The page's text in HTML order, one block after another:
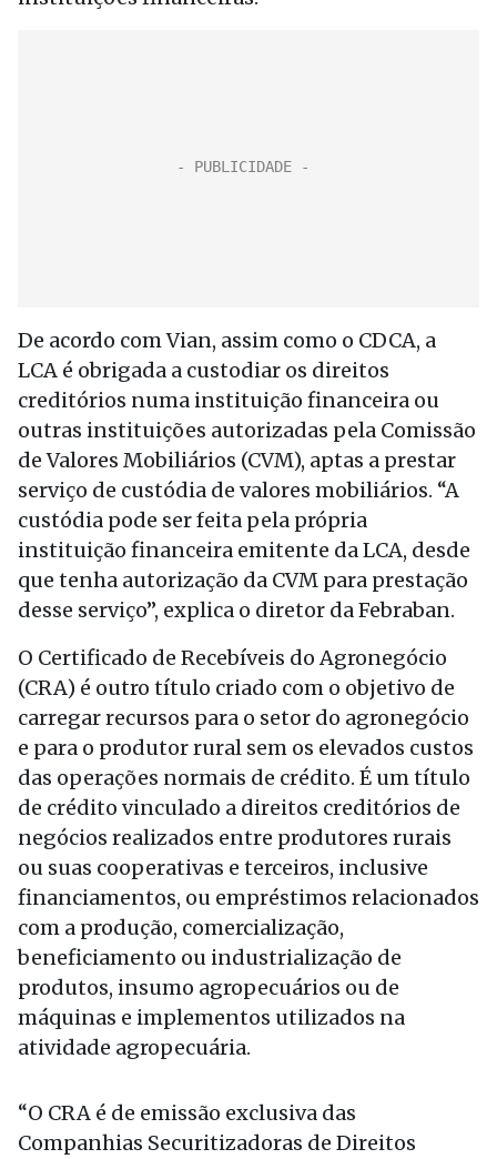
De acordo com Vian, assim como o CDCA, a
LCA é obrigada a custodiar os direitos
creditórios numa instituição financeira ou
outras instituições autorizadas pela Comissão
de Valores Mobiliários (CVM), aptas a prestar
serviço de custódia de valores mobiliários. “A
custódia pode ser feita pela própria
instituição financeira emitente da LCA, desde
que tenha autorização da CVM para prestação
desse serviço”, explica o diretor da Febraban.
O Certificado de Recebíveis do Agronegócio
(CRA) é outro título criado com o objetivo de
carregar recursos para o setor do agronegócio
e para o produtor rural sem os elevados custos
das operações normais de crédito. É um título
de crédito vinculado a direitos creditórios de
negócios realizados entre produtores rurais
ou suas cooperativas e terceiros, inclusive
financiamentos, ou empréstimos relacionados
com a produção, comercialização,
beneficiamento ou industrialização de
produtos, insumo agropecuários ou de
máquinas e implementos utilizados na
atividade agropecuária.
“O CRA é de emissão exclusiva das
Companhias Securitizadoras de Direitos